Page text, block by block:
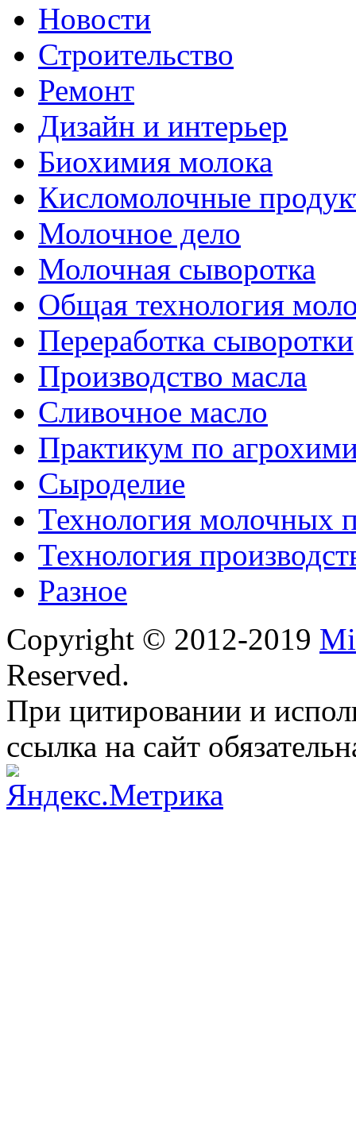
Новости
Строительство
Ремонт
Дизайн и интерьер
Биохимия молока
Кисломолочные
Молочное дело
Молочная сыворотка
Общая технология
Переработка сыворотки
Производство масла
Сливочное масло
Практикум по
Сыроделие
Технология молочных
Технология
Разное
Copyright © 2012-2019
Reserved.
При цитировании и
ссылка на сайт